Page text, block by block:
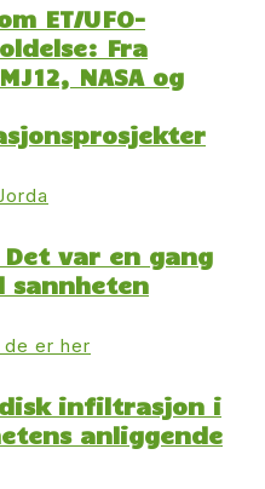
ET/UFO-
Fra
NASA og
var en gang
sannheten
infiltrasjon i
anliggende